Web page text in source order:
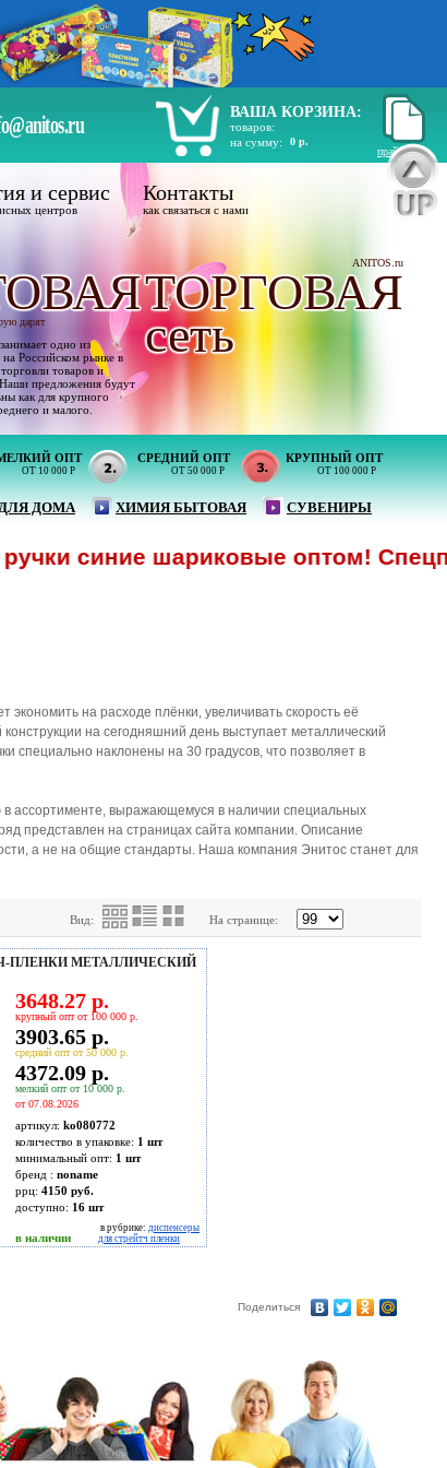
ВАША КОРЗИНА:
товаров:
на сумму:
0 р.
прайс лист
ОПТ
ОТ 10 000 Р
СРЕДНИЙ ОПТ
ОТ 50 000 Р
КРУПНЫЙ ОПТ
ОТ 100 000 Р
ДОМА ХИМИЯ БЫТОВАЯ СУВЕНИРЫ
и сервис
центров
Контакты
как связаться с нами
ANITOS.ru
ТОРГОВАЯ
дарят
одно из
Российском рынке в
товаров и
предложения будут
как для крупного
и малого.
сеть
синие шариковые оптом!
на расходе плёнки, увеличивать скорость её
на сегодняшний день выступает металлический
специально наклонены на 30 градусов, что позволяет в
в ассортименте, выражающемуся в наличии специальных
представлен на страницах сайта компании. Описание
а не на общие стандарты. Наша компания Энитос станет для
Вид: На странице:
ПЛЕНКИ МЕТАЛЛИЧЕСКИЙ
3648.27 р.
крупный опт от 100 000 р.
3903.65 р.
средний опт от 50 000 р.
4372.09 р.
мелкий опт от 10 000 р.
от 07.08.2026
артикул: ko080772
количество в упаковке: 1 шт
минимальный опт: 1 шт
бренд : noname
ррц: 4150 руб.
доступно: 16 шт
в наличии
в рубрике: диспенсеры
для стрейтч пленки
Поделиться